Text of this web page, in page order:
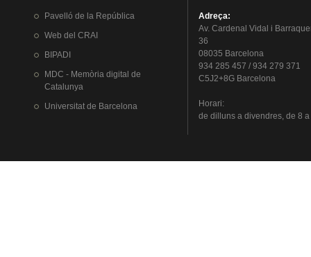
Pavelló de la República
Web del CRAI
BIPADI
MDC - Memòria digital de
Catalunya
Universitat de Barcelona
Adreça:
Av. Cardenal Vidal i
36
08035 Barcelona
934 285 457 / 934 279 371
C5J2+8G Barcelona
Horari:
de dillunsa divendres, de 8